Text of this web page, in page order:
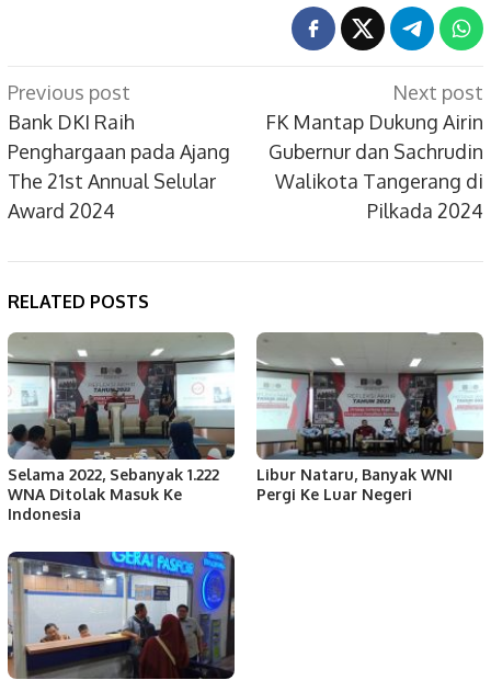
Post
navigation
Previous post
Bank DKI Raih
Penghargaan pada Ajang
The 21st Annual Selular
Award 2024
Next post
FK Mantap Dukung Airin
Gubernur dan Sachrudin
Walikota Tangerang di
Pilkada 2024
RELATED POSTS
Selama 2022, Sebanyak 1.222
WNA Ditolak Masuk Ke
Indonesia
Libur Nataru, Banyak WNI
Pergi Ke Luar Negeri